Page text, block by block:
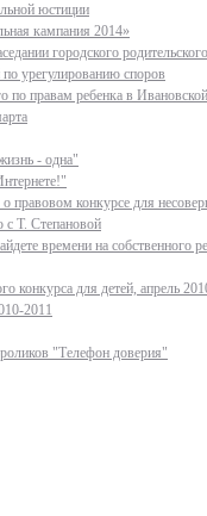
юстиции
кампания 2014»
городского
урегулированию споров
правам ребенка в
- одна"
правовом конкурсе для
с Т. Степановой
времени на собственного
конкурса для детей, апрель
2011
"Телефон доверия"